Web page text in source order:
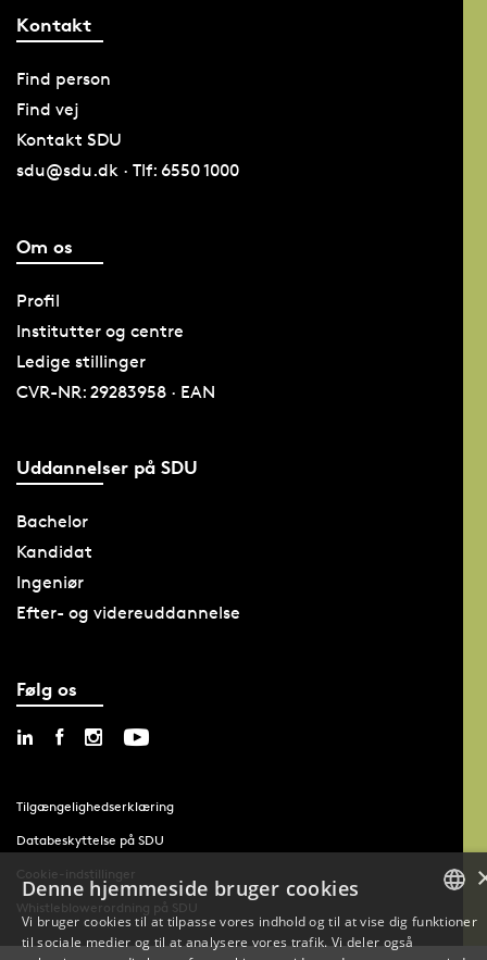
Kontakt
Find person
Find vej
Kontakt SDU
sdu@sdu.dk · Tlf: 6550 1000
Om os
Profil
Institutter og centre
Ledige stillinger
CVR-NR: 29283958 · EAN
Uddannelser på SDU
Bachelor
Kandidat
Ingeniør
Efter- og videreuddannelse
Følg os
Tilgængelighedserklæring
Databeskyttelse på SDU
Cookie-indstillinger
Whistleblowerordning på SDU
DANISH
Denne hjemmeside bruger cookies
Vi bruger cookies til at tilpasse vores indhold og til at vise dig funktioner
til sociale medier og til at analysere vores trafik. Vi deler også